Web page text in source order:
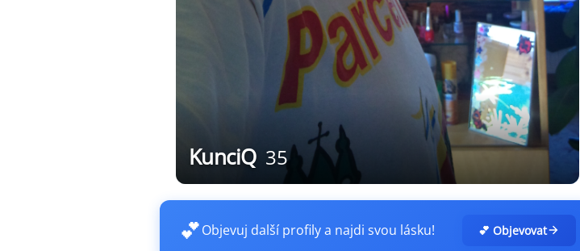
KunciQ 35
💕Objevuj další profily a najdi svou lásku! 💕 Objevovat